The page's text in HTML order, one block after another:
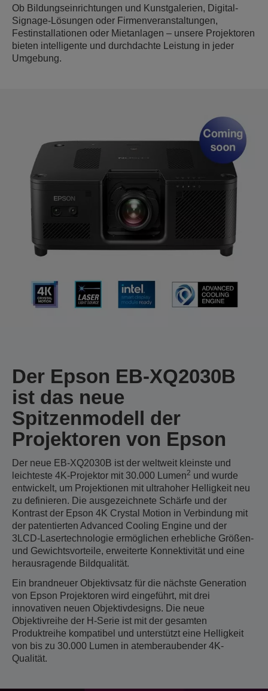
Ob Bildungseinrichtungen und Kunstgalerien, Digital-
Signage-Lösungen oder Firmenveranstaltungen,
Festinstallationen oder Mietanlagen – unsere Projektoren
bieten intelligente und durchdachte Leistung in jeder
Umgebung.
Der Epson EB-XQ2030B
ist das neue
Spitzenmodell der
Projektoren von Epson
Der neue EB-XQ2030B ist der weltweit kleinste und
leichteste 4K-Projektor mit 30.000 Lumen2 und wurde
entwickelt, um Projektionen mit ultrahoher Helligkeit neu
zu definieren. Die ausgezeichnete Schärfe und der
Kontrast der Epson 4K Crystal Motion in Verbindung mit
der patentierten Advanced Cooling Engine und der
3LCD-Lasertechnologie ermöglichen erhebliche Größen-
und Gewichtsvorteile, erweiterte Konnektivität und eine
herausragende Bildqualität.
Ein brandneuer Objektivsatz für die nächste Generation
von Epson Projektoren wird eingeführt, mit drei
innovativen neuen Objektivdesigns. Die neue
Objektivreihe der H-Serie ist mit der gesamten
Produktreihe kompatibel und unterstützt eine Helligkeit
von bis zu 30.000 Lumen in atemberaubender 4K-
Qualität.